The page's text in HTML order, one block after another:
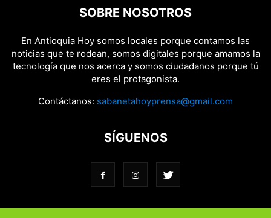
SOBRE NOSOTROS
En Antioquia Hoy somos locales porque contamos las
noticias que te rodean, somos digitales porque amamos la
tecnología que nos acerca y somos ciudadanos porque tú
eres el protagonista.
Contáctanos: sabanetahoyprensa@gmail.com
SÍGUENOS